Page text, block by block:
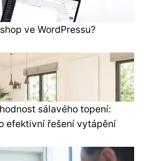
ve WordPressu?
sálavého topení:
efektivní řešení vytápění